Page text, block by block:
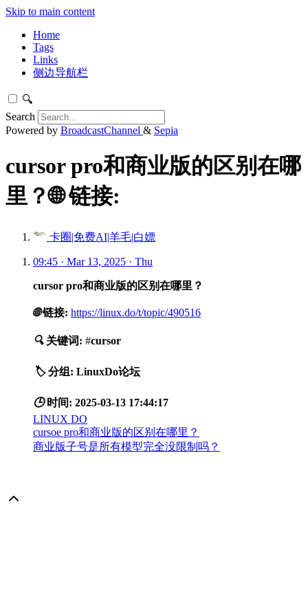
Skip to main content
Home
Tags
Links
侧边导航栏
🔍
Search
Powered by BroadcastChannel & Sepia
cursor pro和商业版的区别在哪
里？🌐 链接:
卡圈|免费AI|羊毛|白嫖
09:45 · Mar 13, 2025 · Thu
cursor pro和商业版的区别在哪里？
🌐 链接: https://linux.do/t/topic/490516
🔍 关键词: #cursor
🏷️ 分组: LinuxDo论坛
🕒 时间: 2025-03-13 17:44:17
LINUX DO
cursoe pro和商业版的区别在哪里？
商业版子号是所有模型完全没限制吗？